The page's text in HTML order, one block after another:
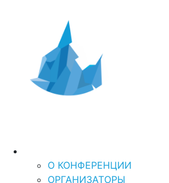
О КОНФЕРЕНЦИИ
ОРГАНИЗАТОРЫ